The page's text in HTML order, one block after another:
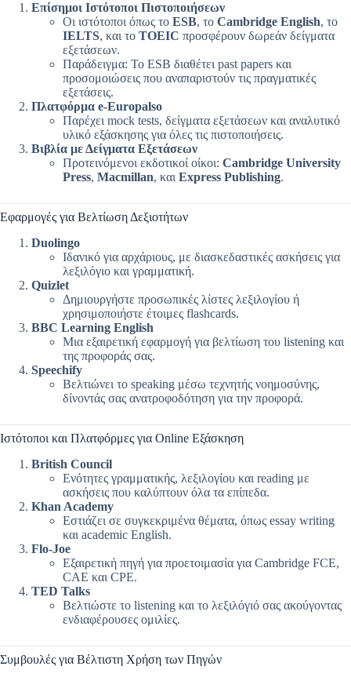
Επίσημοι Ιστότοποι Πιστοποιήσεων
Οι ιστότοποι όπως το ESB, το Cambridge English, το
IELTS, και το TOEIC προσφέρουν δωρεάν δείγματα
εξετάσεων.
Παράδειγμα: Το ESB διαθέτει past papers και
προσομοιώσεις που αναπαριστούν τις πραγματικές
εξετάσεις.
Πλατφόρμα e-Europalso
Παρέχει mock tests, δείγματα εξετάσεων και αναλυτικό
υλικό εξάσκησης για όλες τις πιστοποιήσεις.
Βιβλία με Δείγματα Εξετάσεων
Προτεινόμενοι εκδοτικοί οίκοι: Cambridge University
Press, Macmillan, και Express Publishing.
Εφαρμογές για Βελτίωση Δεξιοτήτων
Duolingo
Ιδανικό για αρχάριους, με διασκεδαστικές ασκήσεις για
λεξιλόγιο και γραμματική.
Quizlet
Δημιουργήστε προσωπικές λίστες λεξιλογίου ή
χρησιμοποιήστε έτοιμες flashcards.
BBC Learning English
Μια εξαιρετική εφαρμογή για βελτίωση του listening και
της προφοράς σας.
Speechify
Βελτιώνει το speaking μέσω τεχνητής νοημοσύνης,
δίνοντάς σας ανατροφοδότηση για την προφορά.
Ιστότοποι και Πλατφόρμες για Online Εξάσκηση
British Council
Ενότητες γραμματικής, λεξιλογίου και reading με
ασκήσεις που καλύπτουν όλα τα επίπεδα.
Khan Academy
Εστιάζει σε συγκεκριμένα θέματα, όπως essay writing
και academic English.
Flo-Joe
Εξαιρετική πηγή για προετοιμασία για Cambridge FCE,
CAE και CPE.
TED Talks
Βελτιώστε το listening και το λεξιλόγιό σας ακούγοντας
ενδιαφέρουσες ομιλίες.
Συμβουλές για Βέλτιστη Χρήση των Πηγών